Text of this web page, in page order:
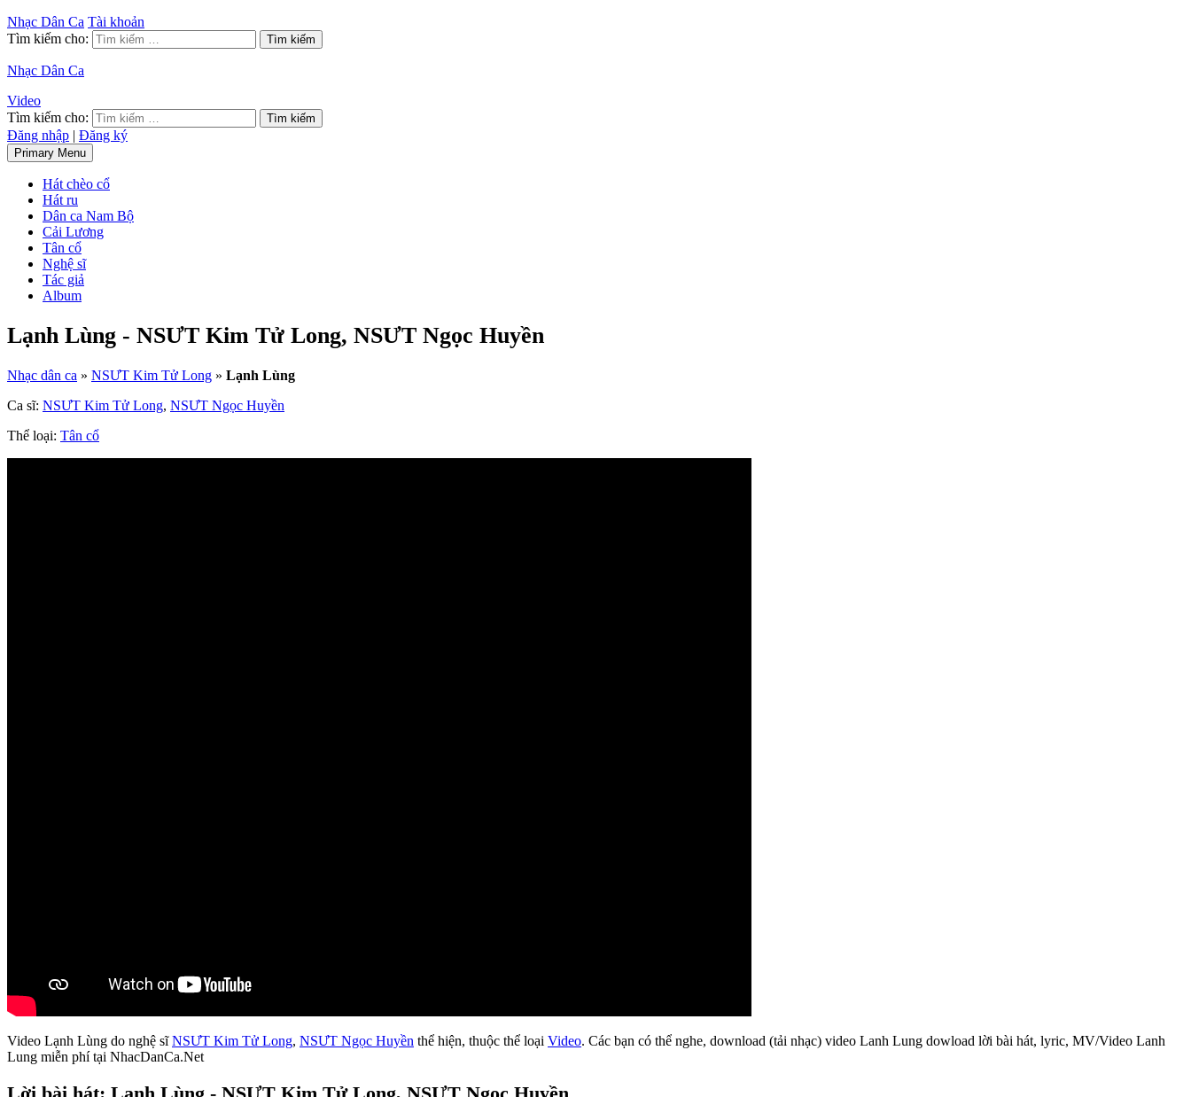
Nhạc Dân Ca Tài khoản
Tìm kiếm cho:
Nhạc Dân Ca
Video
Tìm kiếm cho:
Đăng nhập | Đăng ký
Primary Menu
Hát chèo cổ
Hát ru
Dân ca Nam Bộ
Cải Lương
Tân cổ
Nghệ sĩ
Tác giả
Album
Lạnh Lùng - NSƯT Kim Tử Long, NSƯT Ngọc Huyền
Nhạc dân ca » NSƯT Kim Tử Long » Lạnh Lùng
Ca sĩ: NSƯT Kim Tử Long, NSƯT Ngọc Huyền
Thể loại: Tân cổ
Video Lạnh Lùng do nghệ sĩNSƯT Kim Tử Long, NSƯT Ngọc Huyền thể hiện, thuộc thể loại Video. Các bạn có thể nghe, download (tải nhạc) video Lanh Lung dowload lời bài hát, lyric, MV/Video Lanh
Lung miễn phí tại NhacDanCa.Net